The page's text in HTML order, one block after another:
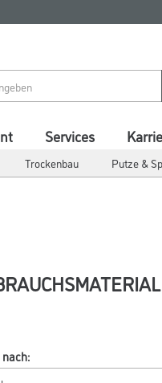
Trockenbau Putze &
Services